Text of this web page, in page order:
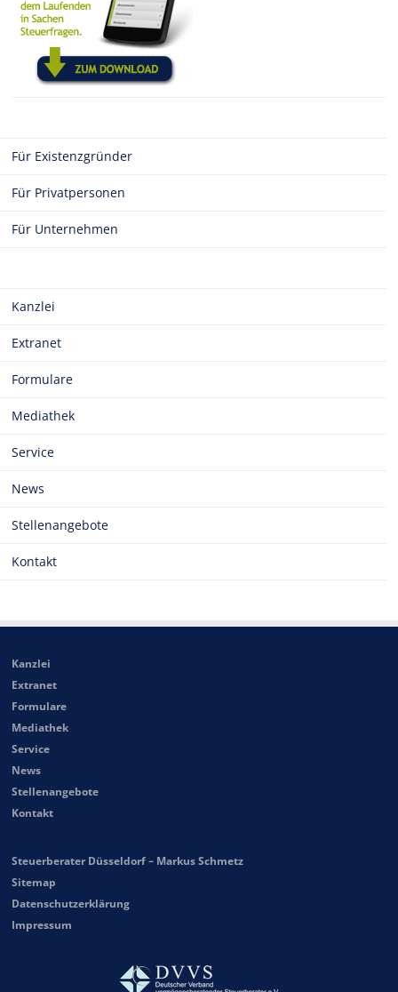
Für Existenzgründer
Für Privatpersonen
Für Unternehmen
Kanzlei
Extranet
Formulare
Mediathek
Service
News
Stellenangebote
Kontakt
Kanzlei
Extranet
Formulare
Mediathek
Service
News
Stellenangebote
Kontakt
Steuerberater Düsseldorf – Markus Schmetz
Sitemap
Datenschutzerklärung
Impressum